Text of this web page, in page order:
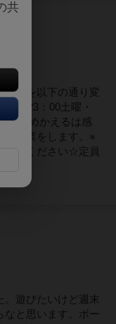
時間を以下の通り変
00～23：00土曜・
スあめかえるは感
り営業をします。※
遠慮ください☆定員
。遊びたいけど週末
なと思います。ボー
共